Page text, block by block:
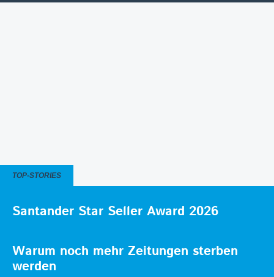
TOP-STORIES
Santander Star Seller Award 2026
Warum noch mehr Zeitungen sterben
werden